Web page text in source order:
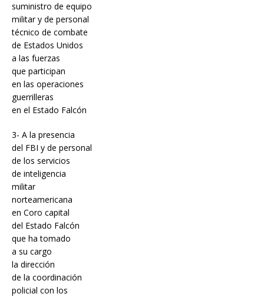
suministro de equipo
militar y de personal
técnico de combate
de Estados Unidos
a las fuerzas
que participan
en las operaciones
guerrilleras
en el Estado Falcón
3- A la presencia
del FBI y de personal
de los servicios
de inteligencia
militar
norteamericana
en Coro capital
del Estado Falcón
que ha tomado
a su cargo
la dirección
de la coordinación
policial con los